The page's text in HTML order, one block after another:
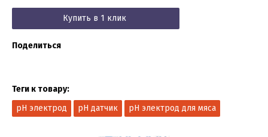
Купить в 1 клик
Поделиться
Теги к товару:
pH электрод
pH датчик pH электрод для мяса